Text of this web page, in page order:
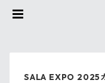
SALA EXPO 2025